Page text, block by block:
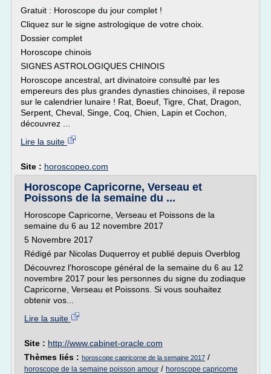
Gratuit : Horoscope du jour complet !
Cliquez sur le signe astrologique de votre choix.
Dossier complet
Horoscope chinois
SIGNES ASTROLOGIQUES CHINOIS
Horoscope ancestral, art divinatoire consulté par les
empereurs des plus grandes dynasties chinoises, il repose
sur le calendrier lunaire ! Rat, Boeuf, Tigre, Chat, Dragon,
Serpent, Cheval, Singe, Coq, Chien, Lapin et Cochon,
découvrez ...
Lire la suite
Site : horoscopeo.com
Horoscope Capricorne, Verseau et
Poissons de la semaine du ...
Horoscope Capricorne, Verseau et Poissons de la
semaine du 6 au 12 novembre 2017
5 Novembre 2017
Rédigé par Nicolas Duquerroy et publié depuis Overblog
Découvrez l'horoscope général de la semaine du 6 au 12
novembre 2017 pour les personnes du signe du zodiaque
Capricorne, Verseau et Poissons. Si vous souhaitez
obtenir vos...
Lire la suite
Site : http://www.cabinet-oracle.com
Thèmes liés : horoscope capricorne de la semaine 2017 /
horoscope de la semaine poisson amour / horoscope capricorne